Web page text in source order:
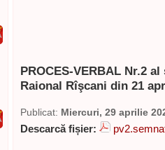
PROCES-VERBAL Nr.2
Raional Rîşcani din 21
Publicat: Miercuri, 29 aprilie
Descarcă fișier: